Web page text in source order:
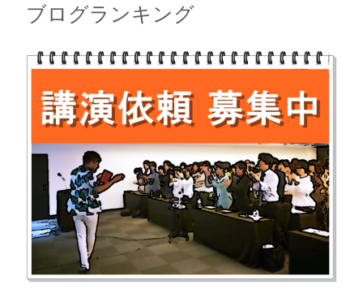
ブログランキング